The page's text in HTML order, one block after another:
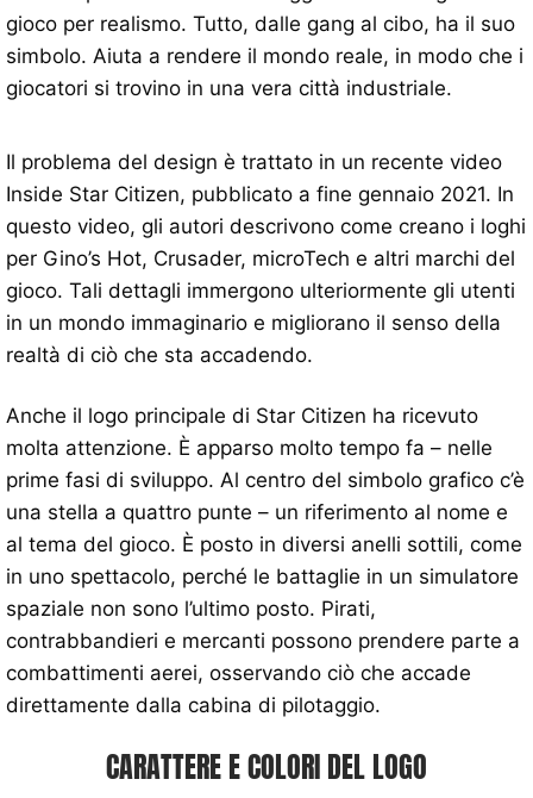
gioco per realismo. Tutto, dalle gang al cibo, ha il suo
simbolo. Aiuta a rendere il mondo reale, in modo che i
giocatori si trovino in una vera città industriale.
Il problema del design è trattato in un recente video
Inside Star Citizen, pubblicato a fine gennaio 2021. In
questo video, gli autori descrivono come creano i loghi
per Gino’s Hot, Crusader, microTech e altri marchi del
gioco. Tali dettagli immergono ulteriormente gli utenti
in un mondo immaginario e migliorano il senso della
realtà di ciò che sta accadendo.
Anche il logo principale di Star Citizen ha ricevuto
molta attenzione. È apparso molto tempo fa – nelle
prime fasi di sviluppo. Al centro del simbolo grafico c’è
una stella a quattro punte – un riferimento al nome e
al tema del gioco. È posto in diversi anelli sottili, come
in uno spettacolo, perché le battaglie in un simulatore
spaziale non sono l’ultimo posto. Pirati,
contrabbandieri e mercanti possono prendere parte a
combattimenti aerei, osservando ciò che accade
direttamente dalla cabina di pilotaggio.
CARATTERE E COLORI DEL LOGO